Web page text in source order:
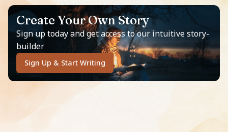
Create Your Own Story
Sign up today and get access to our intuitive story-
builder
Sign Up & Start Writing